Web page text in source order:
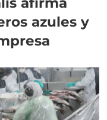
azules y